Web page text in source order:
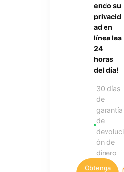
endo su
privacid
ad en
línea las
24
horas
del día!
30 días
de
garantía
de
devoluci
ón de
dinero
Obtenga